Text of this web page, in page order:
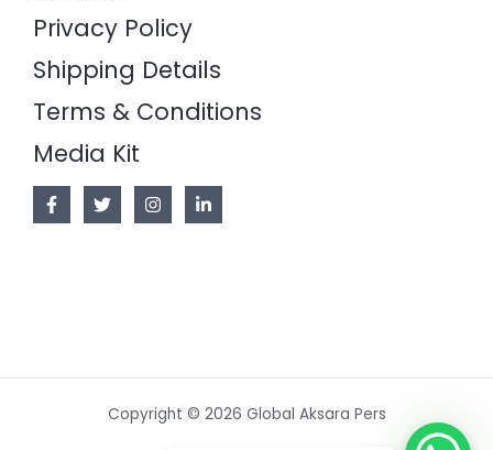
Privacy Policy
Shipping Details
Terms & Conditions
Media Kit
Copyright © 2026 Global Aksara Pers